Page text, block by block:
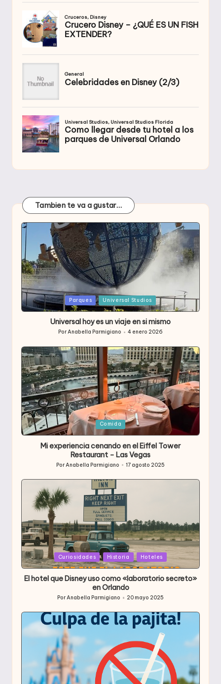
Tambien te va a gustar…
Publicada
en
Parques Universal Studios
Universal hoy es un viaje en si mismo
PorAnabella Parmigiano 4 enero 2026
Publicada
en
Comida
Mi experiencia cenando en el Eiffel Tower
Restaurant – Las Vegas
Publicado
PorAnabella Parmigiano 17 agosto 2025
Publicada
en
Curiosidades Historia Hoteles
El hotel que Disney uso como «laboratorio secreto»
en Orlando
Publicado
por
PorAnabella Parmigiano 20 mayo 2025